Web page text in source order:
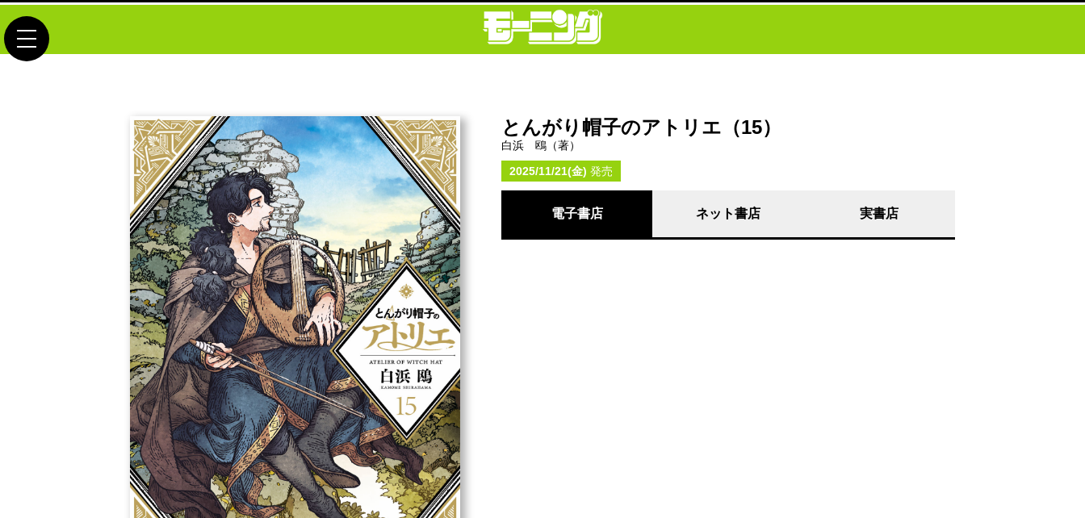
toggle navigation
とんがり帽子のアトリエ（15）
白浜 鴎（著）
2025/11/21(金) 発売
電子書店 ネット書店 実書店